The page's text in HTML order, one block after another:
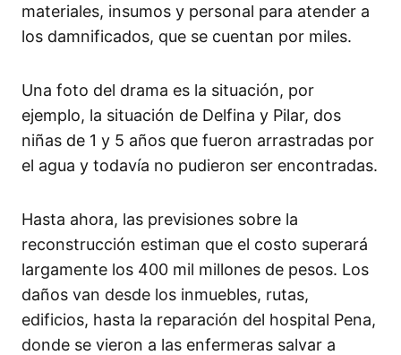
materiales, insumos y personal para atender a
los damnificados, que se cuentan por miles.
Una foto del drama es la situación, por
ejemplo, la situación de Delfina y Pilar, dos
niñas de 1 y 5 años que fueron arrastradas por
el agua y todavía no pudieron ser encontradas.
Hasta ahora, las previsiones sobre la
reconstrucción estiman que el costo superará
largamente los 400 mil millones de pesos. Los
daños van desde los inmuebles, rutas,
edificios, hasta la reparación del hospital Pena,
donde se vieron a las enfermeras salvar a